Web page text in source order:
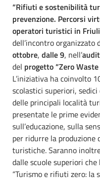
“Rifiuti e sostenibilità
prevenzione. Percorsi
operatori turistici in Friuli
dell’incontro organizzato
ottobre, dalle 9, nell’
del progetto “Zero
L’iniziativa ha coinvolto
scolastici superiori,
delle principali località
presentate le prime
sull’educazione, sulla
per ridurre la produzione
turistiche. Saranno
dalle scuole superiori
“Turismo e rifiuti zero: